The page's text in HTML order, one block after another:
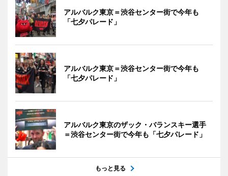
アルバルク東京＝渋谷センター街で今年も
「七夕パレード」
アルバルク東京＝渋谷センター街で今年も
「七夕パレード」
アルバルク東京のザック・バランスキー選手
＝渋谷センター街で今年も「七夕パレード」
もっと見る